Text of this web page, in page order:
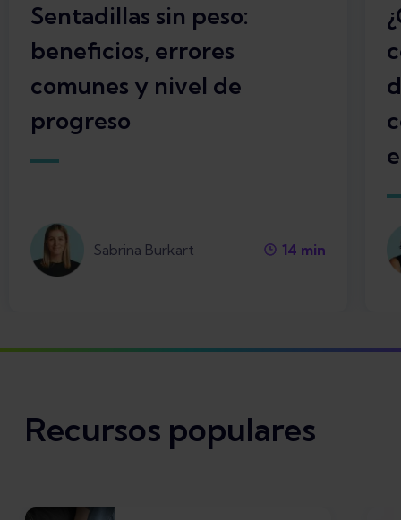
Sentadillas sin peso:
beneficios, errores
comunes y nivel de
progreso
Sabrina Burkart 14 min
Recursos populares